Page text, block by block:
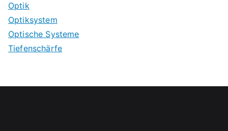
Optik
Optiksystem
Optische Systeme
Tiefenschärfe